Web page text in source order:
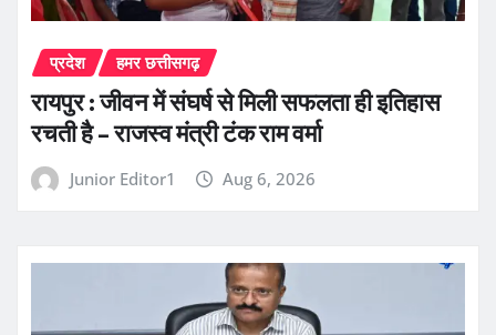
प्रदेश हमर छत्तीसगढ़
रायपुर : जीवन में संघर्ष से मिली सफलता ही इतिहास
रचती है – राजस्व मंत्री टंक राम वर्मा
Junior Editor1 Aug 6, 2026